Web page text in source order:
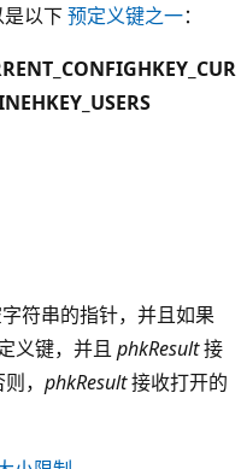
以下预定义键之一：
HKEY_CUR
HKEY_USERS
符串的指针，并且如果
义键，并且 phkResult接
， phkResult接收打开的